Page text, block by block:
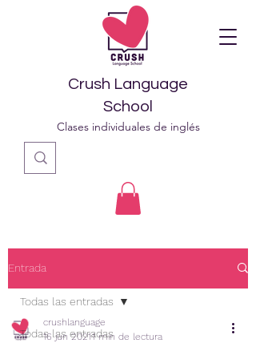
Crush Language
School
Clases individuales de inglés
Entrada
Todas las entradas
Todas las entradas
crushlanguage
16 jun 20211 min de lectura